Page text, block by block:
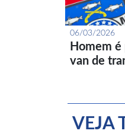
06/03/2026
Homem é
van de
VEJA